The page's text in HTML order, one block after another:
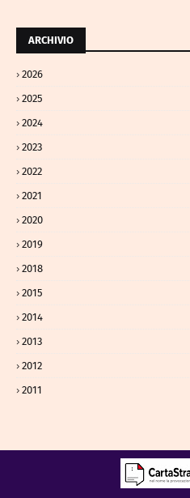
ARCHIVIO
2026
2025
2024
2023
2022
2021
2020
2019
2018
2015
2014
2013
2012
2011